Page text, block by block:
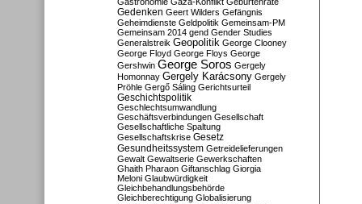
Gedenken Geert Wilders Gefängnis
Geheimdienste Geldpolitik Gemeinsam-PM
Gemeinsam 2014 gend Gender Studies
Generalstreik Geopolitik George Clooney
George Floyd George Floys George
Gershwin George Soros Gergely
Homonnay Gergely Karácsony Gergely
Pröhle Gergő Sáling Gerichtsurteil
Geschichtspolitik
Geschlechtsumwandlung
Geschäftsverbindungen Gesellschaft
Gesellschaftliche Spaltung
Gesellschaftskrise Gesetz
Gesundheitssystem Getreidelieferungen
Gewalt Gewaltserie Gewerkschaften
Ghaith Pharaon Giftanschlag Giorgia
Meloni Glaubwürdigkeit
Gleichbehandlungsbehörde
Gleichberechtigung Globalisierung